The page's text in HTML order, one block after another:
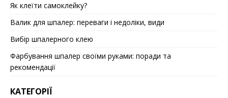
Як клеїти самоклейку?
Валик для шпалер: переваги і недоліки, види
Вибір шпалерного клею
Фарбування шпалер своїми руками: поради та
рекомендації
КАТЕГОРІЇ